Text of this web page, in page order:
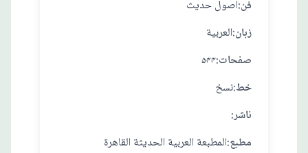
اصول حديث :فن
العربية :زبان
۵۴۴ :صفحات
نسخ:خط
:ناشر
المطبعة العربية الحديثة القاهرة :مطبع